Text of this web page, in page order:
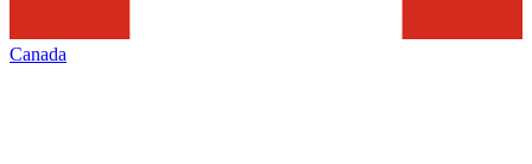
Canada